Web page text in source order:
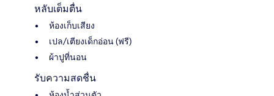
หลับเต็มตื่น
ห้องเก็บเสียง
เปล/เตียงเด็กอ่อน (ฟรี)
ผ้าปูที่นอน
รับความสดชื่น